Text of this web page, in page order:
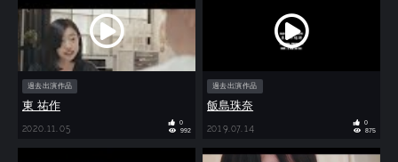
過去出演作品
東 祐作
2020.11.05
0
992
過去出演作品
飯島珠奈
2019.07.14
0
875